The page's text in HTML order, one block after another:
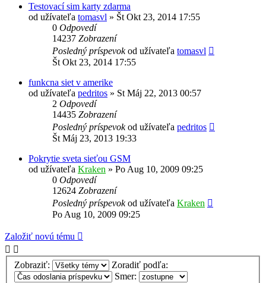
Testovací sim karty zdarma
od užívateľa tomasvl » Št Okt 23, 2014 17:55
0 Odpovedí
14237 Zobrazení
Posledný príspevokod užívateľa tomasvl
Št Okt 23, 2014 17:55
funkcna siet v amerike
od užívateľa pedritos » St Máj 22, 2013 00:57
2 Odpovedí
14435 Zobrazení
Posledný príspevokod užívateľa pedritos
Št Máj 23, 2013 19:33
Pokrytie sveta sieťou GSM
od užívateľa Kraken » Po Aug 10, 2009 09:25
0 Odpovedí
12624 Zobrazení
Posledný príspevokod užívateľa Kraken
Po Aug 10, 2009 09:25
Založiť novú tému
Zobraziť:
Zoradiť podľa:
Smer: